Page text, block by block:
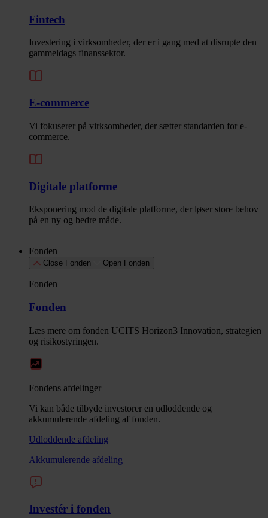
Fintech
Investering i virksomheder, der er i gang med at disrupte den
gammeldags finanssektor.
E-commerce
Vi fokuserer på virksomheder, der sætter standarden for e-
commerce.
Digitale platforme
Eksponering mod de digitale platforme, der løser store behov
på en ny og bedre måde.
Fonden
Close Fonden Open Fonden
Fonden
Fonden
Læs mere om fonden UCITS Horizon3 Innovation, strategien
og risikostyringen.
Fondens afdelinger
Vi kan både tilbyde investorer en udloddende og
akkumulerende afdeling af fonden.
Udloddende afdeling
Akkumulerende afdeling
Investér i fonden